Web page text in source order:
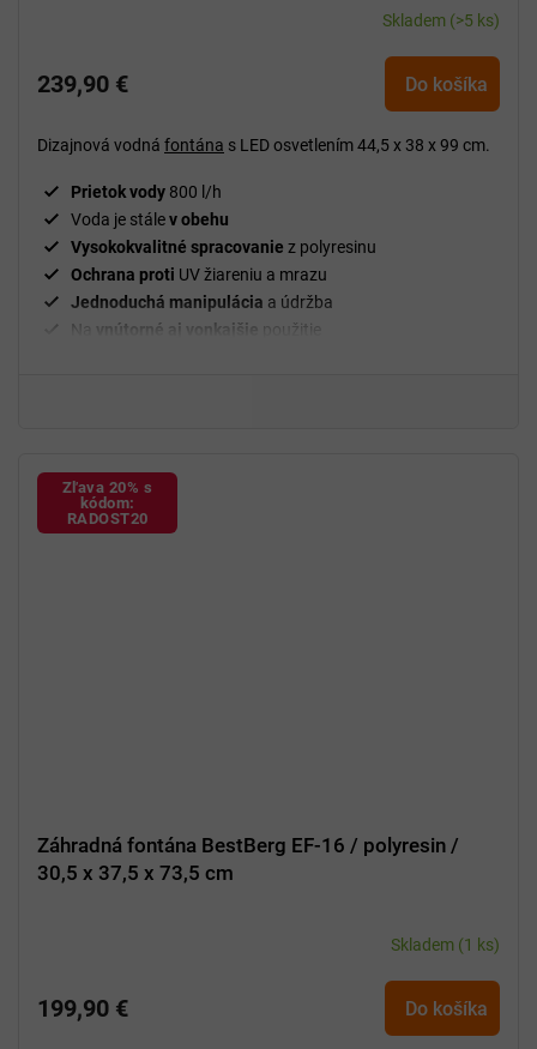
Skladem (>5 ks)
239,90 € Do košíka
Dizajnová vodná fontána s LED osvetlením 44,5 x 38 x 99 cm.
Prietok vody 800 l/h
Voda je stálev obehu
Vysokokvalitné spracovanie z polyresinu
Ochrana proti UV žiareniu a mrazu
Jednoduchá manipulácia a údržba
Na vnútorné aj vonkajšie použitie
Zľava 20% s
kódom:
RADOST20
Záhradná fontána BestBerg EF-16 / polyresin /
30,5 x 37,5 x 73,5 cm
Skladem (1 ks)
199,90 € Do košíka